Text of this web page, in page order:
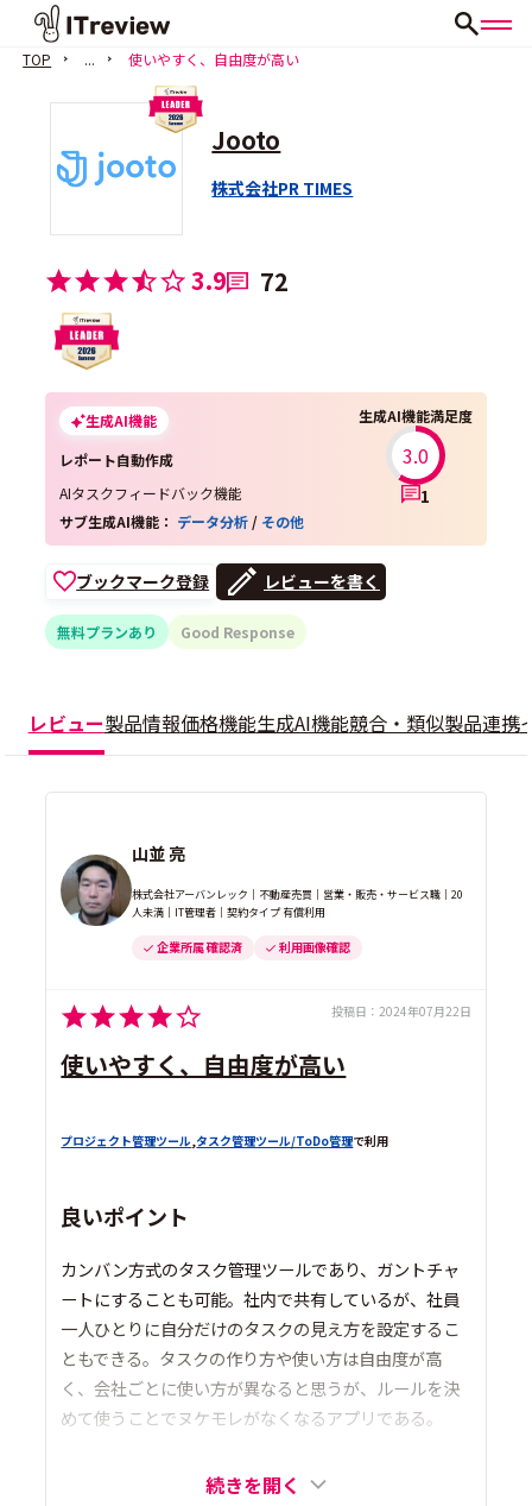
TOP ... 使いやすく、自由度が高い
Jooto
株式会社PR TIMES
3.9 72
生成AI機能
レポート自動作成
AIタスクフィードバック機能
生成AI機能満足度
3.0
1
サブ生成AI機能： データ分析 / その他
ブックマーク登録 レビューを書く
無料プランあり Good Response
レビュー製品情報価格機能生成AI機能競合・類似製品連携
山並 亮
株式会社アーバンレック｜不動産売買｜営業・販売・サービス職｜20
人未満｜IT管理者｜契約タイプ 有償利用
企業所属 確認済 利用画像確認
投稿日： 2024年07月22日
使いやすく、自由度が高い
プロジェクト管理ツール ,タスク管理ツール/ToDo管理で利用
良いポイント
カンバン方式のタスク管理ツールであり、ガントチャ
ートにすることも可能。社内で共有しているが、社員
一人ひとりに自分だけのタスクの見え方を設定するこ
ともできる。タスクの作り方や使い方は自由度が高
く、会社ごとに使い方が異なると思うが、ルールを決
めて使うことでヌケモレがなくなるアプリである。
続きを開く